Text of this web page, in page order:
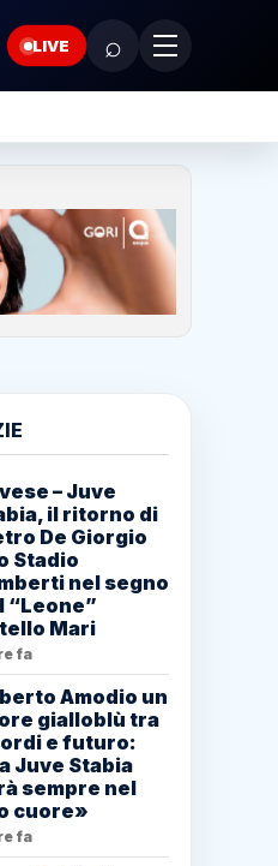
LIVE ⌕
– Juve
il ritorno di
De Giorgio
Stadio
nel segno
“Leone”
Mari
fa
Amodio un
gialloblù tra
e futuro:
Juve Stabia
sempre nel
cuore»
fa